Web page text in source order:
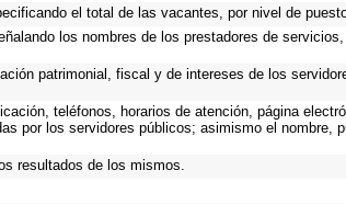
el total de las vacantes, por nivel de
los nombres de los prestadores de
patrimonial, fiscal y de intereses de los
teléfonos, horarios de atención, página
por los servidores públicos; asimismo el nombre,
resultados de los mismos.